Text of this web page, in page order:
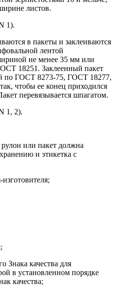
листов.
1).
в пакеты и заклеиваются
лентой
не менее 35 мм или
18251. Заклеенный пакет
по ГОСТ 8273-75, ГОСТ 18277,
чтобы ее конец приходился
перевязывается шпагатом.
1, 2).
или пакет должна
и этикетка с
Знака качества для
в установленном порядке
качества;